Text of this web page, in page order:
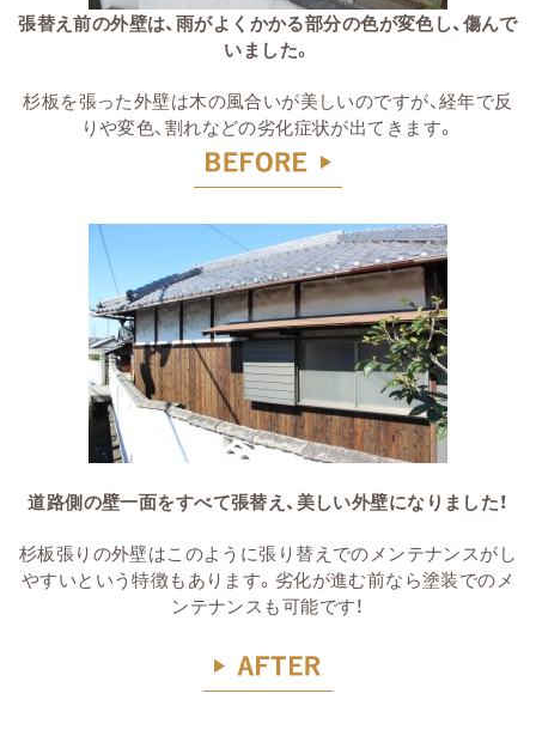
張替え前の外壁は、雨がよくかかる部分の色が変色し、傷んで
いました。
杉板を張った外壁は木の風合いが美しいのですが、経年で反
りや変色、割れなどの劣化症状が出てきます。
道路側の壁一面をすべて張替え、美しい外壁になりました！
杉板張りの外壁はこのように張り替えでのメンテナンスがし
やすいという特徴もあります。劣化が進む前なら塗装でのメ
ンテナンスも可能です！